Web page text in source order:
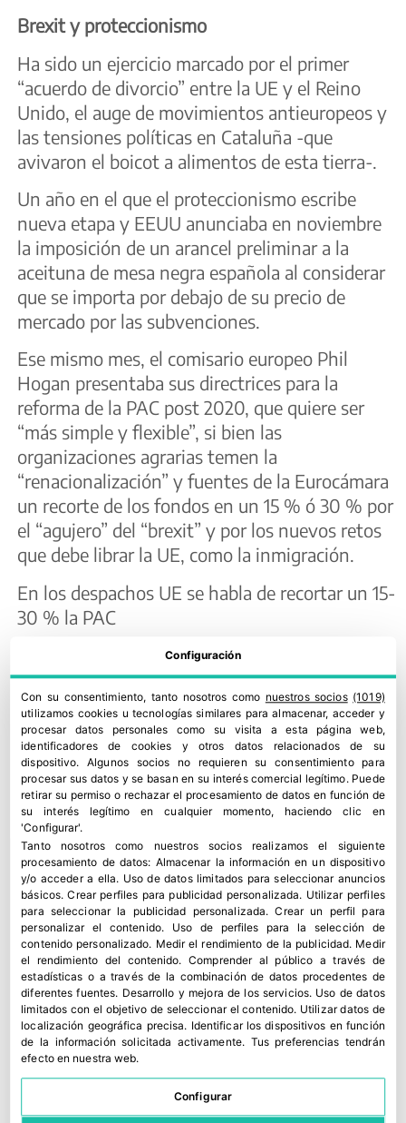
Brexit y proteccionismo
Ha sido un ejercicio marcado por el primer
“acuerdo de divorcio” entre la UE y el Reino
Unido, el auge de movimientos antieuropeos y
las tensiones políticas en Cataluña -que
avivaron el boicot a alimentos de esta tierra-.
Un año en el que el proteccionismo escribe
nueva etapa y EEUU anunciaba en noviembre
la imposición de un arancel preliminar a la
aceituna de mesa negra española al considerar
que se importa por debajo de su precio de
mercado por las subvenciones.
Ese mismo mes, el comisario europeo Phil
Hogan presentaba sus directrices para la
reforma de la PAC post 2020, que quiere ser
“más simple y flexible”, si bien las
organizaciones agrarias temen la
“renacionalización” y fuentes de la Eurocámara
un recorte de los fondos en un 15 % ó 30 % por
el “agujero” del “brexit” y por los nuevos retos
que debe librar la UE, como la inmigración.
En los despachos UE se habla de recortar un 15-
30 % la PAC
Reglamento Omnibus
De momento, la UE acaba de aprobar el
“Reglamento Ómnibus”, que plantea mejoras
técnicas y reconoce, por fin, la particularidad de
las dehesas para acceder a las subvenciones, sin
discriminación.
El glifosato centró este 2017 un agrio debate
entre partidarios (agricultores) y detractores
(ecologistas) pero, finalmente, la Comisión
Europea decidía hace unos días la renovación
para los próximos cinco años aunque con un
matiz: dejará la responsabilidad de su
autorización final a los Estados miembro.
Por su parte, este diciembre concluyó sin
resultados la conferencia ministerial de la
Organización Mundial del Comercio (OMC), que
queda en entredicho; el multilateralismo “hace
aguas”.
Configuración
Con su consentimiento, tanto nosotros como nuestros socios (1019)
utilizamos cookies u tecnologías similares para almacenar, acceder y
procesar datos personales como su visita a esta página web,
identificadores de cookies y otros datos relacionados de su
dispositivo. Algunos socios no requieren su consentimiento para
procesar sus datos y se basan en su interés comercial legítimo. Puede
retirar su permiso o rechazar el procesamiento de datos en función de
su interés legítimo en cualquier momento, haciendo clic en
'Configurar'.
Tanto nosotros como nuestros socios realizamos el siguiente
procesamiento de datos: Almacenar la información en un dispositivo
y/o acceder a ella. Uso de datos limitados para seleccionar anuncios
básicos.Crear perfiles para publicidad personalizada. Utilizar perfiles
para seleccionar la publicidad personalizada.Crear un perfil para
personalizar el contenido. Uso de perfiles para la selección de
contenido personalizado. Medir el rendimiento de la publicidad. Medir
el rendimiento del contenido.Comprender al público a través de
estadísticas o a través de la combinación de datos procedentes de
diferentes fuentes. Desarrollo y mejora de los servicios. Uso de datos
limitados con el objetivo de seleccionar el contenido. Utilizar datos de
localización geográfica precisa. Identificar los dispositivos en función
de la información solicitada activamente. Tus preferencias tendrán
efecto en nuestra web.
Configurar